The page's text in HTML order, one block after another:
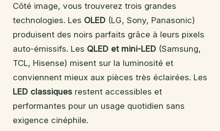
Côté image, vous trouverez trois grandes
technologies. Les OLED (LG, Sony, Panasonic)
produisent des noirs parfaits grâce à leurs pixels
auto-émissifs. Les QLED et mini-LED (Samsung,
TCL, Hisense) misent sur la luminosité et
conviennent mieux aux pièces très éclairées. Les
LED classiques restent accessibles et
performantes pour un usage quotidien sans
exigence cinéphile.